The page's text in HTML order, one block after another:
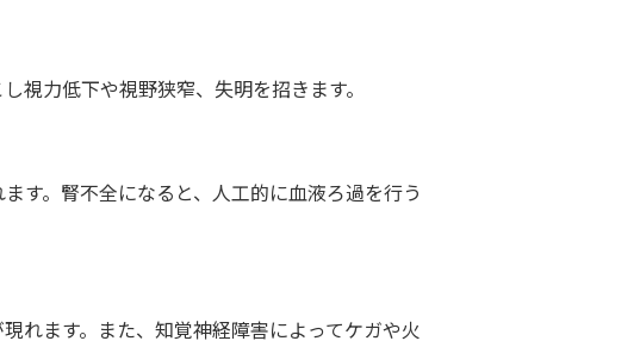
視力低下や視野狭窄、失明を招きます。
す。腎不全になると、人工的に血液ろ過を行う
れます。また、知覚神経障害によってケガや火